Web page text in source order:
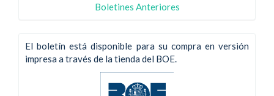
Boletines Anteriores
El boletín está disponible para su compra en versión
impresa a través de la tienda del BOE.